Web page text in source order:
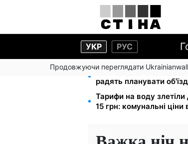
УКР РУС
Продовжуючи переглядати
Міст Метро частково
радять планувати об'їзд
Тарифи на воду
15 грн: комунальні ціни